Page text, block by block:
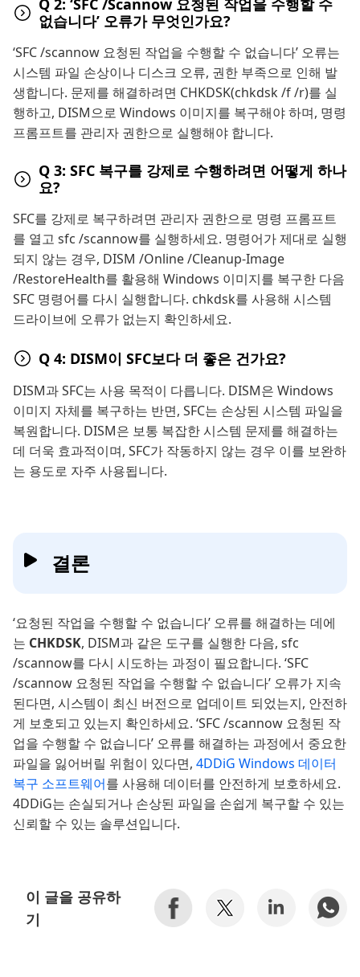
Q 2: ‘SFC /Scannow 요청된 작업을 수행할 수
없습니다’ 오류가 무엇인가요?
‘SFC /scannow 요청된 작업을 수행할 수 없습니다’ 오류는
시스템 파일 손상이나 디스크 오류, 권한 부족으로 인해 발
생합니다. 문제를 해결하려면 CHKDSK(chkdsk /f /r)를 실
행하고, DISM으로 Windows 이미지를 복구해야 하며, 명령
프롬프트를 관리자 권한으로 실행해야 합니다.
Q 3: SFC 복구를 강제로 수행하려면 어떻게 하나
요?
SFC를 강제로 복구하려면 관리자 권한으로 명령 프롬프트
를 열고 sfc /scannow를 실행하세요. 명령어가 제대로 실행
되지 않는 경우, DISM /Online /Cleanup-Image
/RestoreHealth를 활용해 Windows 이미지를 복구한 다음
SFC 명령어를 다시 실행합니다. chkdsk를 사용해 시스템
드라이브에 오류가 없는지 확인하세요.
Q 4: DISM이 SFC보다 더 좋은 건가요?
DISM과 SFC는 사용 목적이 다릅니다. DISM은 Windows
이미지 자체를 복구하는 반면, SFC는 손상된 시스템 파일을
복원합니다. DISM은 보통 복잡한 시스템 문제를 해결하는
데 더욱 효과적이며, SFC가 작동하지 않는 경우 이를 보완하
는 용도로 자주 사용됩니다.
결론
‘요청된 작업을 수행할 수 없습니다’ 오류를 해결하는 데에
는 CHKDSK, DISM과 같은 도구를 실행한 다음, sfc
/scannow를 다시 시도하는 과정이 필요합니다. ‘SFC
/scannow 요청된 작업을 수행할 수 없습니다’ 오류가 지속
된다면, 시스템이 최신 버전으로 업데이트 되었는지, 안전하
게 보호되고 있는지 확인하세요. ‘SFC /scannow 요청된 작
업을 수행할 수 없습니다’ 오류를 해결하는 과정에서 중요한
파일을 잃어버릴 위험이 있다면, 4DDiG Windows 데이터
복구 소프트웨어를 사용해 데이터를 안전하게 보호하세요.
4DDiG는 손실되거나 손상된 파일을 손쉽게 복구할 수 있는
신뢰할 수 있는 솔루션입니다.
이 글을 공유하
기